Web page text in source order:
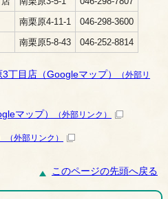
南栗原4-11-1
046-298-3600
南栗原5-8-43 046-252-8814
丁目店（Googleマップ）
（外部リ
マップ） （外部リンク）
（外部リンク）
このページの先頭へ戻る